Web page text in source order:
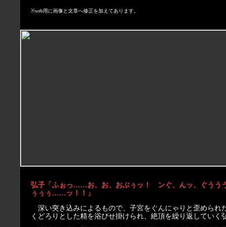
※web用に画像と文章へ修正を加えてあります。
弘子「ふぉっ……お、お、おぶぅッ！ ンぐ、んッ、ぐうう
ぅぅぅ……ッ！！」
深い突き込みによるもので、子宮をぐんにゃりと歪められ
くどろりとした精を浴びせ掛けられ、絶頂を繰り返していく